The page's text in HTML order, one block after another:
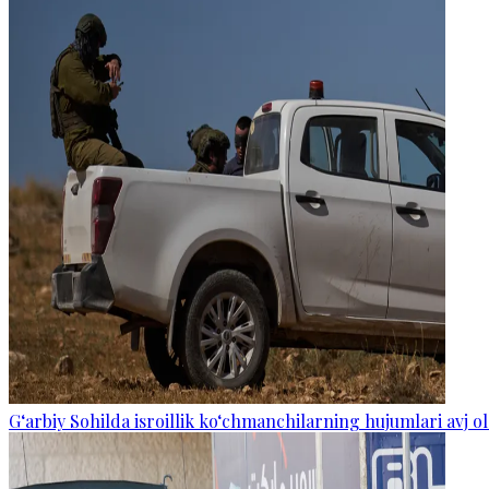
G‘arbiy Sohilda isroillik ko‘chmanchilarning hujumlari avj